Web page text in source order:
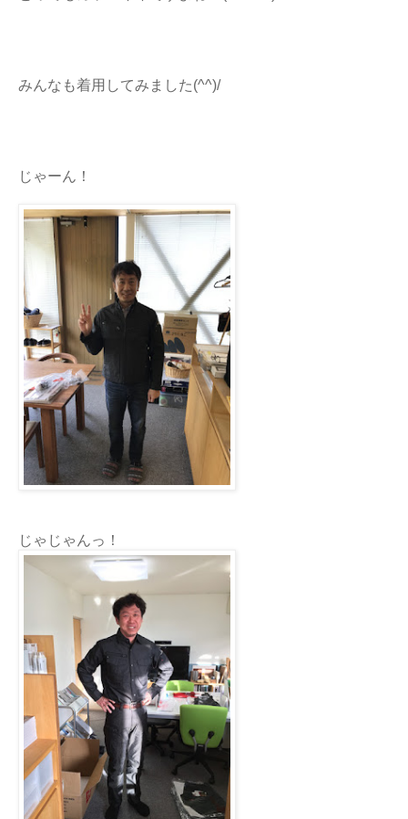
みんなも着用してみました(^^)/
じゃーん！
じゃじゃんっ！